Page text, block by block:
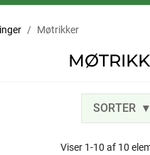
Møtrikker
SORTER
Viser 1-10 af 10